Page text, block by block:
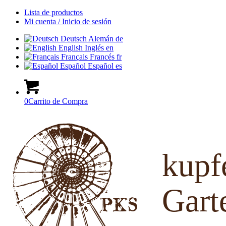
Lista de productos
Mi cuenta / Inicio de sesión
Deutsch Alemán de
English Inglés en
Français Francés fr
Español Español es
0Carrito de Compra